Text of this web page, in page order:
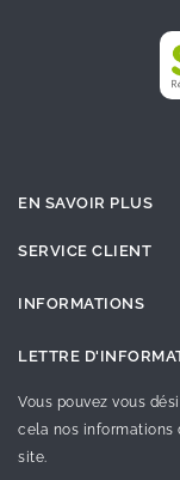
EN SAVOIR PLUS
SERVICE CLIENT
INFORMATIONS
LETTRE
Vous pouvez vous
cela nos informations
site.